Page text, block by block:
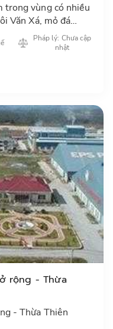
trong vùng có nhiều
Văn Xá, mỏ đá
trữ lượng lớn, chất
Pháp lý: Chưa cập
nhật
rộng - Thừa
- Thừa Thiên